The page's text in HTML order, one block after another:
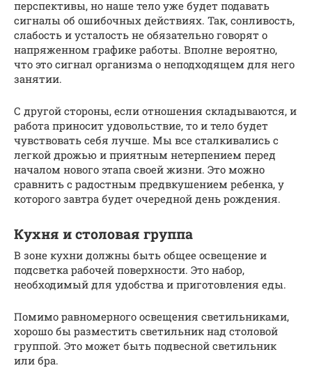
перспективы, но наше тело уже будет подавать
сигналы об ошибочных действиях. Так, сонливость,
слабость и усталость не обязательно говорят о
напряженном графике работы. Вполне вероятно,
что это сигнал организма о неподходящем для него
занятии.
С другой стороны, если отношения складываются, и
работа приносит удовольствие, то и тело будет
чувствовать себя лучше. Мы все сталкивались с
легкой дрожью и приятным нетерпением перед
началом нового этапа своей жизни. Это можно
сравнить с радостным предвкушением ребенка, у
которого завтра будет очередной день рождения.
Кухня и столовая группа
В зоне кухни должны быть общее освещение и
подсветка рабочей поверхности. Это набор,
необходимый для удобства и приготовления еды.
Помимо равномерного освещения светильниками,
хорошо бы разместить светильник над столовой
группой. Это может быть подвесной светильник
или бра.